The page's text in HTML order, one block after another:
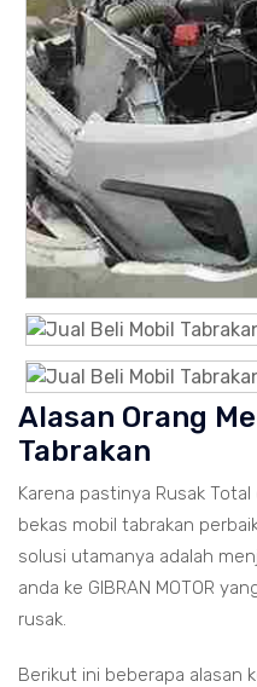
Alasan Orang
Tabrakan
Karena pastinya Rusak
bekas mobil tabrakan
solusi utamanya adalah
anda ke GIBRAN MOTOR
rusak.
Berikut ini beberapa alasan